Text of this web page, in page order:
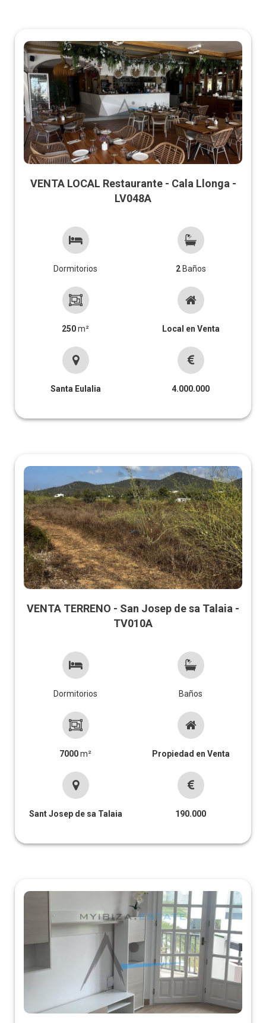
VENTA LOCAL Restaurante - Cala Llonga -
LV048A
Dormitorios 2Baños
250m² Local en Venta
Santa Eulalia 4.000.000
VENTA TERRENO - San Josep de sa Talaia -
TV010A
Dormitorios Baños
7000m² Propiedad en Venta
Sant Josep de sa Talaia 190.000